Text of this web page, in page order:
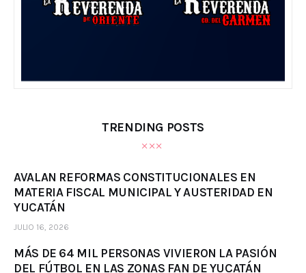
TRENDING POSTS
AVALAN REFORMAS CONSTITUCIONALES EN
MATERIA FISCAL MUNICIPAL Y AUSTERIDAD EN
YUCATÁN
JULIO 16, 2026
MÁS DE 64 MIL PERSONAS VIVIERON LA PASIÓN
DEL FÚTBOL EN LAS ZONAS FAN DE YUCATÁN